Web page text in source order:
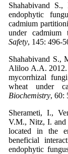
Shahabivand
endophytic
cadmium
under cadmium
Safety
Shahabivand S.,
Aliloo A.A. 2012.
mycorrhizal
wheat under
Biochemistry
Sherameti, I.,
V.M., Nitz, I. and
located in the
beneficial
endophytic